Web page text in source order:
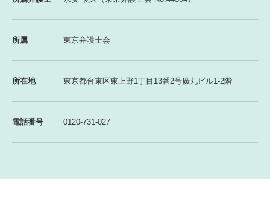
所属 東京弁護士会
所在地 東京都台東区東上野1丁目13番2号廣丸ビル1-2階
電話番号 0120-731-027